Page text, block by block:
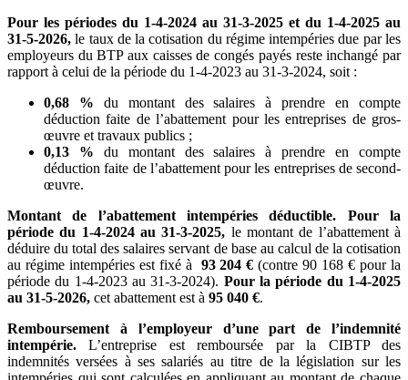
Pour les périodes du 1-4-2024 au 31-3-2025 et du 1-4-2025 au
31-5-2026,le taux de la cotisation du régime intempéries due par les
employeurs du BTP aux caisses de congés payés reste inchangé par
rapport à celui de la période du 1-4-2023 au 31-3-2024, soit :
0,68 % du montant des salaires à prendre en compte
déduction faite de l’abattement pour les entreprises de gros-
œuvre et travaux publics ;
0,13 % du montant des salaires à prendre en compte
déduction faite de l’abattement pour les entreprises de second-
œuvre.
Montant de l’abattement intempéries déductible. Pour la
période du 1-4-2024 au 31-3-2025, le montant de l’abattement à
déduire du total des salaires servant de base au calcul de la cotisation
au régime intempéries est fixé à 93 204 € (contre 90 168 € pour la
période du 1-4-2023 au 31-3-2024). Pour la période du 1-4-2025
au 31-5-2026, cet abattement est à 95 040 €.
Remboursement à l’employeur d’une part de l’indemnité
intempérie.L’entreprise est remboursée par la CIBTP des
indemnités versées à ses salariés au titre de la législation sur les